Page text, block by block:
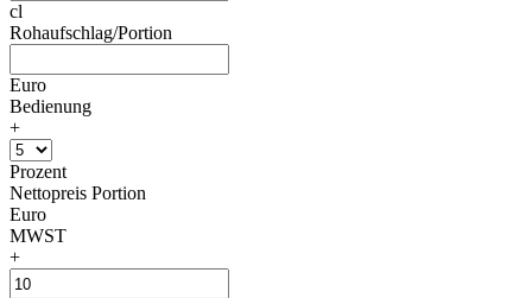
cl
Rohaufschlag/Portion
Euro
Bedienung
+
Prozent
Nettopreis Portion
Euro
MWST
+